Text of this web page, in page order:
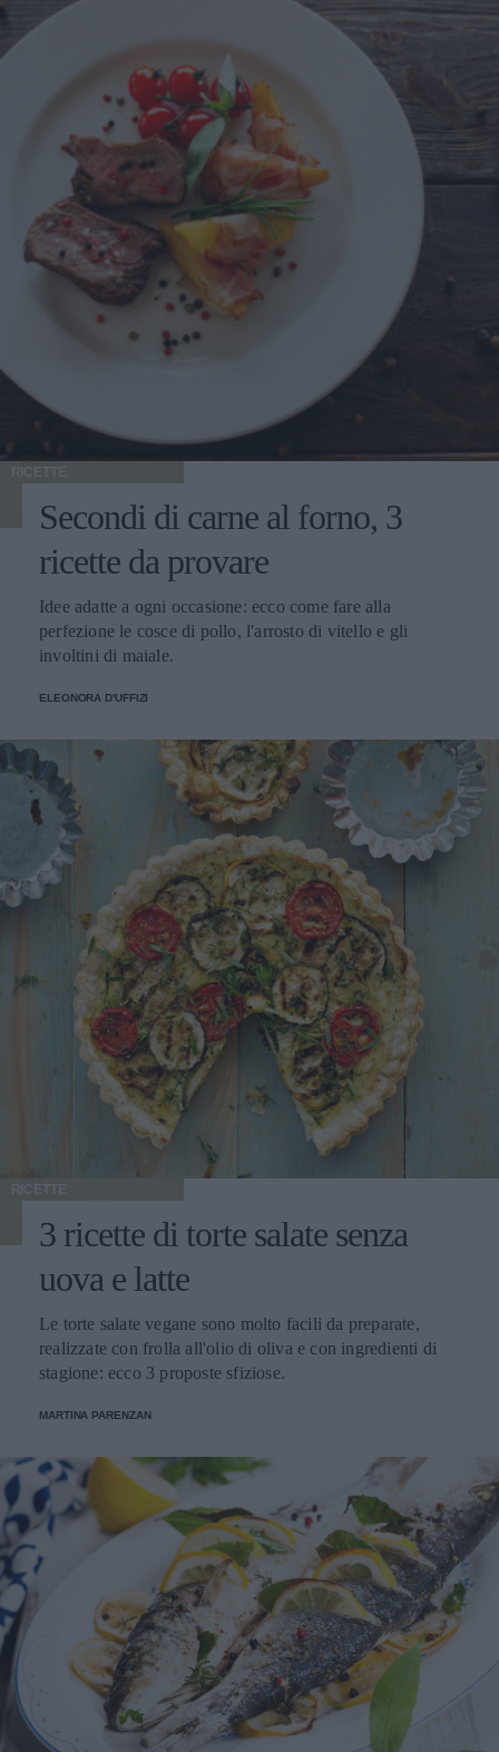
RICETTE
Secondi di carne al forno, 3
ricette da provare
Idee adatte a ogni occasione: ecco come fare alla
perfezione le cosce di pollo, l'arrosto di vitello e gli
involtini di maiale.
ELEONORA D'UFFIZI
RICETTE
3 ricette di torte salate senza
uova e latte
Le torte salate vegane sono molto facili da preparate,
realizzate con frolla all'olio di oliva e con ingredienti di
stagione: ecco 3 proposte sfiziose.
MARTINA PARENZAN